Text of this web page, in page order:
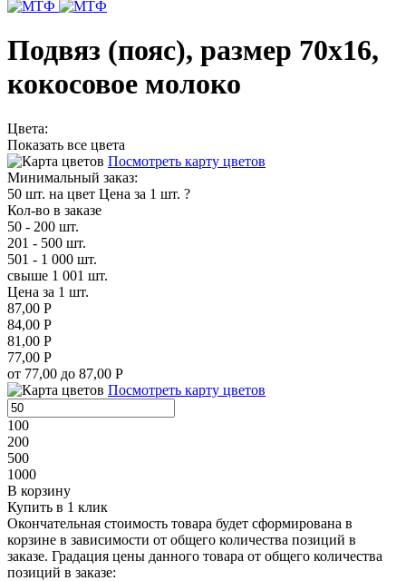
Подвяз (пояс), размер 70х16,
кокосовое молоко
Цвета:
Показать все цвета
Посмотреть карту цветов
Минимальный заказ:
50 шт. на цвет Цена за 1 шт. ?
Кол-во в заказе
50 - 200 шт.
201 - 500 шт.
501 - 1 000 шт.
свыше 1 001 шт.
Цена за 1 шт.
87,00 Р
84,00 Р
81,00 Р
77,00 Р
от 77,00 до 87,00 Р
Посмотреть карту цветов
100
200
500
1000
В корзину
Купить в 1 клик
Окончательная стоимость товара будет сформирована в
корзине в зависимости от общего количества позиций в
заказе. Градация цены данного товара от общего количества
позиций в заказе: